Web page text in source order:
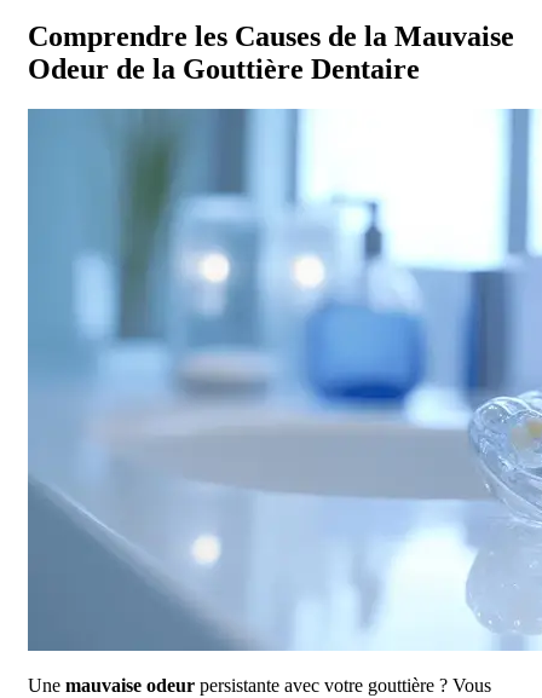
Comprendre les Causes de la Mauvaise
Odeur de la Gouttière Dentaire
Une mauvaise odeur persistante avec votre gouttière ? Vous